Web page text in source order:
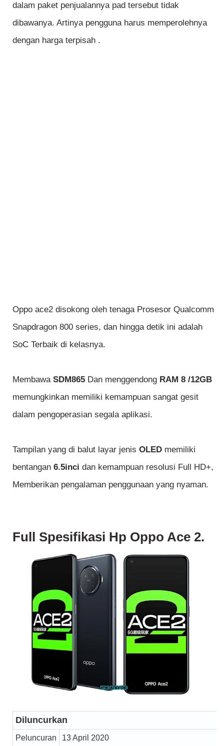
dalam paket penjualannya pad tersebut tidak
dibawanya. Artinya pengguna harus memperolehnya
dengan harga terpisah .
Oppo ace2 disokong oleh tenaga Prosesor Qualcomm
Snapdragon 800 series, dan hingga detik ini adalah
SoC Terbaik di kelasnya.
Membawa SDM865 Dan menggendong RAM 8 /12GB
memungkinkan memiliki kemampuan sangat gesit
dalam pengoperasian segala aplikasi.
Tampilan yang di balut layar jenis OLED memiliki
bentangan 6.5inci dan kemampuan resolusi Full HD+,
Memberikan pengalaman penggunaan yang nyaman.
Full Spesifikasi Hp Oppo Ace 2.
Diluncurkan
Peluncuran 13 April 2020